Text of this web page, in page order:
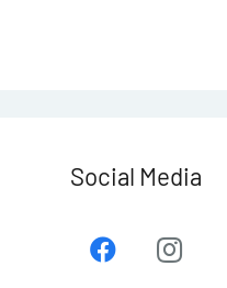
Social Media